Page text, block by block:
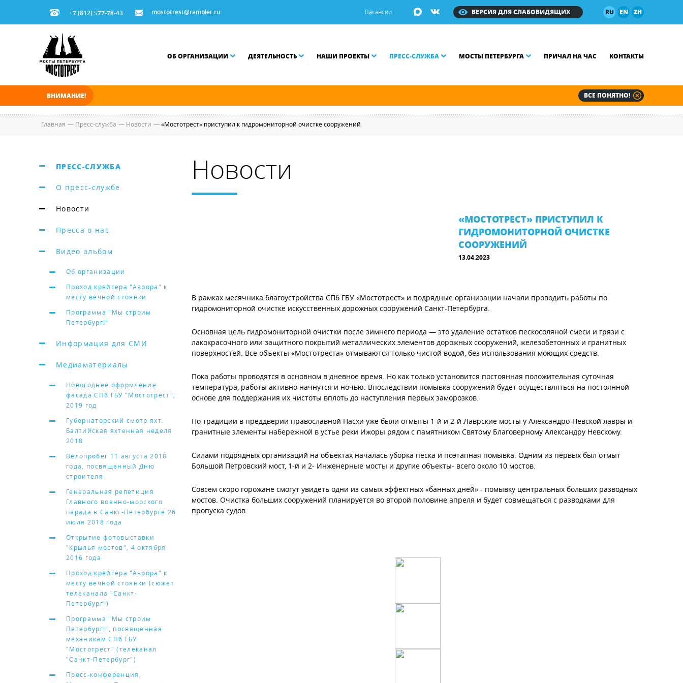
+7 (812) 577-78-43 mostotrest@rambler.ru RU EN ZH
ВЕРСИЯ ДЛЯ СЛАБОВИДЯЩИХ
Вакансии
ОБ ОРГАНИЗАЦИИ ДЕЯТЕЛЬНОСТЬ НАШИ ПРОЕКТЫ ПРЕСС-СЛУЖБА МОСТЫ ПЕТЕРБУРГА ПРИЧАЛ НА ЧАС КОНТАКТЫ
ВНИМАНИЕ! ВСЕ ПОНЯТНО!
Главная — Пресс-служба — Новости —«Мостотрест» приступил к гидромониторной очистке сооружений
ПРЕСС-СЛУЖБА
О пресс-службе
Новости
Пресса о нас
Видео альбом
Об организации
Проход крейсера "Аврора" к
месту вечной стоянки
Программа "Мы строим
Петербург!"
Информация для СМИ
Медиаматериалы
Новогоднее оформление
фасада СПб ГБУ "Мостотрест",
2019 год
Губернаторский смотр яхт.
Балтийская яхтенная неделя
2018
Велопробег 11 августа 2018
года, посвященный Дню
строителя
Генеральная репетиция
Главного военно-морского
парада в Санкт-Петербурге 26
июля 2018 года
Открытие фотовыставки
"Крылья мостов", 4 октября
2016 года
Проход крейсера "Аврора" к
месту вечной стоянки (сюжет
телеканала "Санкт-
Петербург")
Программа "Мы строим
Петербург!", посвященная
механикам СПб ГБУ
"Мостотрест" (телеканал
"Санкт-Петербург")
Пресс-конференция,
Новости
«МОСТОТРЕСТ» ПРИСТУПИЛ К
ГИДРОМОНИТОРНОЙ ОЧИСТКЕ
СООРУЖЕНИЙ
13.04.2023
В рамках месячника благоустройства СПб ГБУ «Мостотрест» и подрядные организации начали проводить работы по
гидромониторной очистке искусственных дорожных сооружений Санкт-Петербурга.
Основная цель гидромониторной очистки после зимнего периода — это удаление остатков пескосоляной смеси и грязи с
лакокрасочного или защитного покрытий металлических элементов дорожных сооружений, железобетонных и гранитных
поверхностей. Все объекты «Мостотреста» отмываются только чистой водой, без использования моющих средств.
Пока работы проводятся в основном в дневное время. Но как только установится постоянная положительная суточная
температура, работы активно начнутся и ночью. Впоследствии помывка сооружений будет осуществляться на постоянной
основе для поддержания их чистоты вплоть до наступления первых заморозков.
По традиции в преддверии православной Пасхи уже были отмыты 1-й и 2-й Лаврские мосты у Александро-Невской лавры и
гранитные элементы набережной в устье реки Ижоры рядом с памятником Святому Благоверному Александру Невскому.
Силами подрядных организаций на объектах началась уборка песка и поэтапная помывка. Одним из первых был отмыт
Большой Петровский мост, 1-й и 2- Инженерные мосты и другие объекты- всего около 10 мостов.
Совсем скоро горожане смогут увидеть одни из самых эффектных «банных дней» - помывку центральных больших разводных
мостов. Очистка больших сооружений планируется во второй половине апреля и будет совмещаться с разводками для
пропуска судов.